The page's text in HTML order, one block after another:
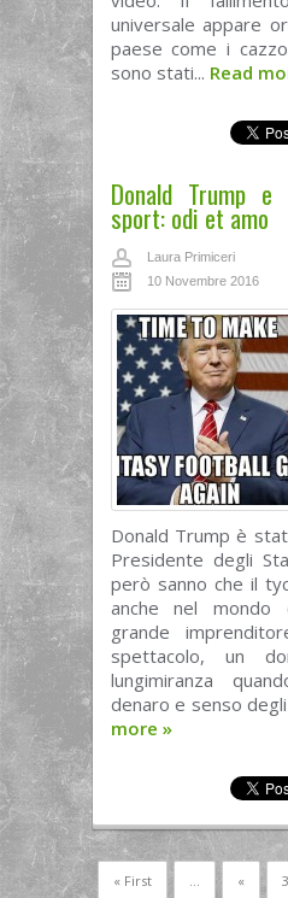
universale appare
paese come i
sono stati... Read
Donald Trump e
sport: odi et amo
Laura Primiceri
10 Novembre 2016
Donald Trump è
Presidente degli
però sanno che il
anche nel mondo
grande
spettacolo, un
lungimiranza
denaro e senso
more »
« First ... « 3